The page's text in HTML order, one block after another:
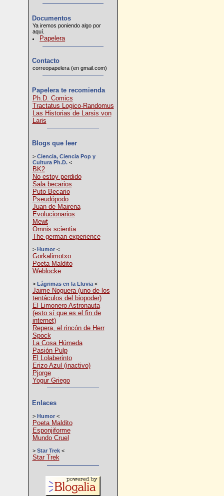
Documentos
Ya iremos poniendo algo por
aquí.
Papelera
Contacto
correopapelera (en gmail.com)
Papelera te recomienda
Ph.D. Comics
Tractatus Logico-Randomus
Las Historias de Larsis von
Laris
Blogs que leer
> Ciencia, Ciencia Pop y
Cultura Ph.D.<
BK2
No estoy perdido
Sala becarios
Puto Becario
Pseudópodo
Juan de Mairena
Evolucionarios
Mewt
Omnis scientia
The german experience
> Humor<
Gorkalimotxo
Poeta Maldito
Weblocke
> Lágrimas en la Lluvia<
Jaime Noguera (uno de los
tentáculos del biopoder)
El Limonero Astronauta
(esto sí que es el fin de
internet)
Repera, el rincón de Herr
Spock
La Cosa Húmeda
Pasión Pulp
El Lolaberinto
Erizo Azul (inactivo)
Pjorge
Yogur Griego
Enlaces
> Humor<
Poeta Maldito
Esponjiforme
Mundo Cruel
> Star Trek<
Star Trek